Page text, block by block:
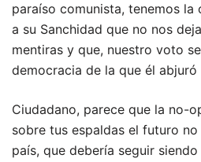
paraíso comunista, tenemos
a su Sanchidad que no nos
mentiras y que, nuestro voto
democracia de la que él
Ciudadano, parece que la no-
sobre tus espaldas el futuro
país, que debería seguir